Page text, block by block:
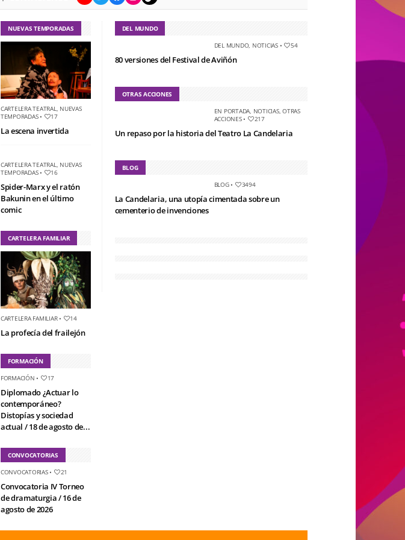
NUEVAS TEMPORADAS
CARTELERA TEATRAL, NUEVAS
TEMPORADAS• 17
La escena invertida
CARTELERA TEATRAL, NUEVAS
TEMPORADAS• 16
Spider-Marx y el ratón
Bakunin en el último
comic
CARTELERA FAMILIAR
CARTELERA FAMILIAR• 14
La profecía del frailejón
FORMACIÓN
FORMACIÓN • 17
Diplomado ¿Actuar lo
contemporáneo?
Distopías y sociedad
actual / 18 de agosto de...
CONVOCATORIAS
CONVOCATORIAS• 21
Convocatoria IV Torneo
de dramaturgia / 16 de
agosto de 2026
DEL MUNDO
DEL MUNDO, NOTICIAS• 54
80 versiones del Festival de Aviñón
OTRAS ACCIONES
EN PORTADA, NOTICIAS,OTRAS
ACCIONES• 217
Un repaso por la historia del Teatro La Candelaria
BLOG
BLOG• 3494
La Candelaria, una utopía cimentada sobre un
cementerio de invenciones